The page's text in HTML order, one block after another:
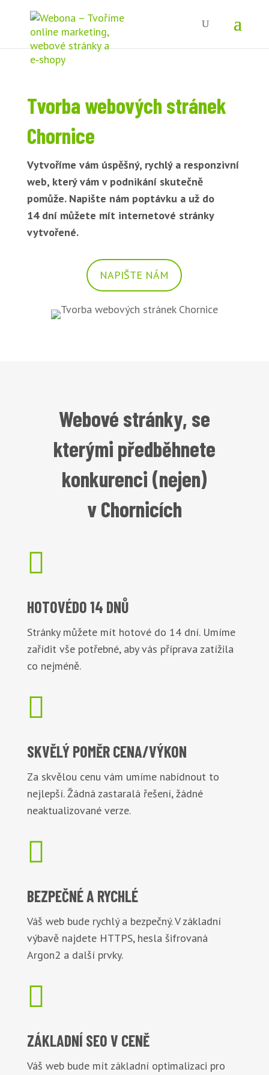
Tvorba webových stránek
Chornice
Vytvoříme vám úspěšný, rychlý a responzivní
web, který vám v podnikání skutečně
pomůže. Napište nám poptávku a už do
14 dní můžete mít internetové stránky
vytvořené.
NAPIŠTE NÁM
Webové stránky, se
kterými předběhnete
konkurenci (nejen)
v Chornicích

HOTOVÉDO 14 DNŮ
Stránky můžete mít hotové do 14 dní. Umíme
zařídit vše potřebné, aby vás příprava zatížila
co nejméně.

SKVĚLÝ POMĚRCENA/VÝKON
Za skvělou cenu vám umíme nabídnout to
nejlepší. Žádná zastaralá řešení, žádné
neaktualizované verze.

BEZPEČNÉA RYCHLÉ
Váš web bude rychlý a bezpečný. V základní
výbavě najdete HTTPS, hesla šifrovaná
Argon2 a další prvky.

ZÁKLADNÍ SEO V CENĚ
Váš web bude mít základní optimalizaci pro